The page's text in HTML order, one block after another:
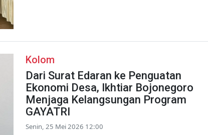
Kolom
Dari Surat Edaran ke Penguatan
Ekonomi Desa, Ikhtiar Bojonegoro
Menjaga Kelangsungan Program
GAYATRI
Senin, 25 Mei 2026 12:00